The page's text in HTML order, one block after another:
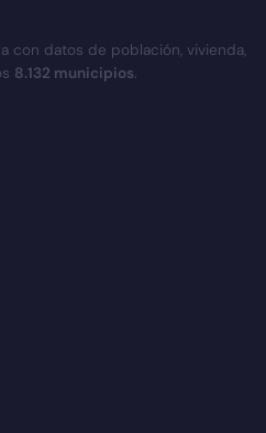
con datos de población, vivienda,
8.132 municipios.